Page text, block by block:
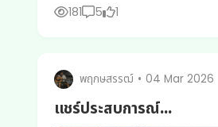
181 5 1
พฤกษสรรฒ์ • 04 Mar 2026
แชร์ประสบการณ์...